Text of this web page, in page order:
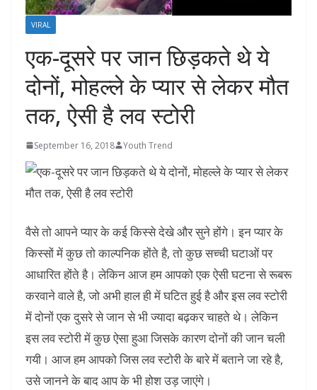
VIRAL
एक-दूसरे पर जान छिड़कते थे ये
दोनों, मोहल्ले के प्यार से लेकर मौत
तक, ऐसी है लव स्टोरी
September 16, 2018 Youth Trend
वैसे तो आपने प्यार के कई किस्से देखे और सुने होंगे। इन प्यार के
किस्सों में कुछ तो काल्पनिक होंते है, तो कुछ सच्ची घटाओं पर
आधारित होंते है। लेकिन आज हम आपको एक ऐसी घटना से रूबरू
करवाने वाले है, जो अभी हाल ही में घटित हुई है और इस लव स्टोरी
में दोनों एक दुसरे से जान से भी ज्यादा बढ़कर चाहते थे। लेकिन
इस लव स्टोरी में कुछ ऐसा हुआ जिसके कारण दोनों की जान चली
गयी। आज हम आपको जिस लव स्टोरी के बारे में बताने जा रहे है,
उसे जानने के बाद आप के भी होश उड़ जाएंगे।